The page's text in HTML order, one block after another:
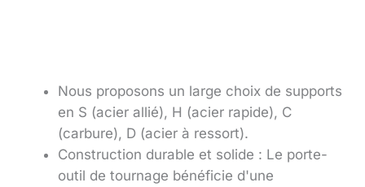
Nous proposons un large choix de supports
en S (acier allié), H (acier rapide), C
(carbure), D (acier à ressort).
Construction durable et solide : Le porte-
outil de tournage bénéficie d'une